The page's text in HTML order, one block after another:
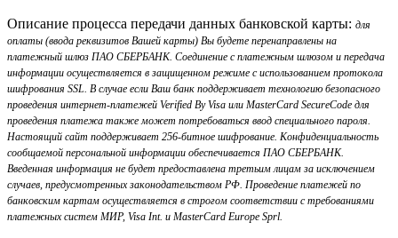
Описание процесса передачи данных банковской карты: для
оплаты (ввода реквизитов Вашей карты) Вы будете перенаправлены на
платежный шлюз ПАО СБЕРБАНК. Соединение с платежным шлюзом и передача
информации осуществляется в защищенном режиме с использованием протокола
шифрования SSL. В случае если Ваш банк поддерживает технологию безопасного
проведения интернет-платежей Verified By Visa или MasterCard SecureCode для
проведения платежа также может потребоваться ввод специального пароля.
Настоящий сайт поддерживает 256-битное шифрование. Конфиденциальность
сообщаемой персональной информации обеспечивается ПАО СБЕРБАНК.
Введенная информация не будет предоставлена третьим лицам за исключением
случаев, предусмотренных законодательством РФ. Проведение платежей по
банковским картам осуществляется в строгом соответствии с требованиями
платежных систем МИР, Visa Int. и MasterCard Europe Sprl.